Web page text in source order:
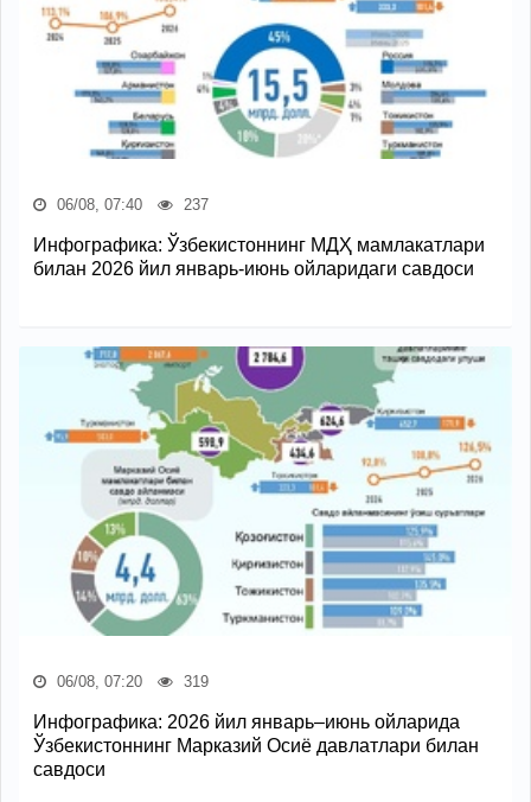
06/08, 07:40 237
Инфографика: Ўзбекистоннинг МДҲ мамлакатлари
билан 2026 йил январь-июнь ойларидаги савдоси
06/08, 07:20 319
Инфографика: 2026 йил январь–июнь ойларида
Ўзбекистоннинг Марказий Осиё давлатлари билан
савдоси